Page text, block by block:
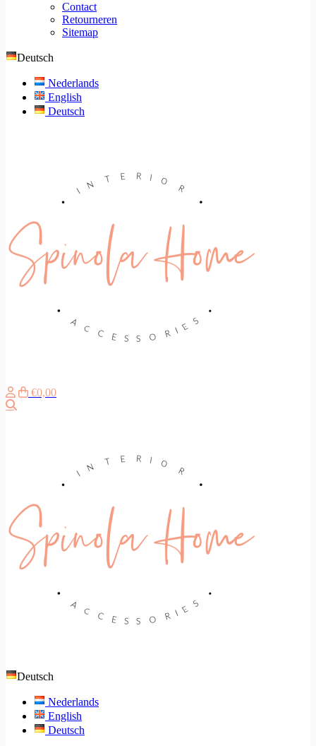
Contact
Retourneren
Sitemap
Deutsch
Nederlands
English
Deutsch
€0,00
Deutsch
Nederlands
English
Deutsch